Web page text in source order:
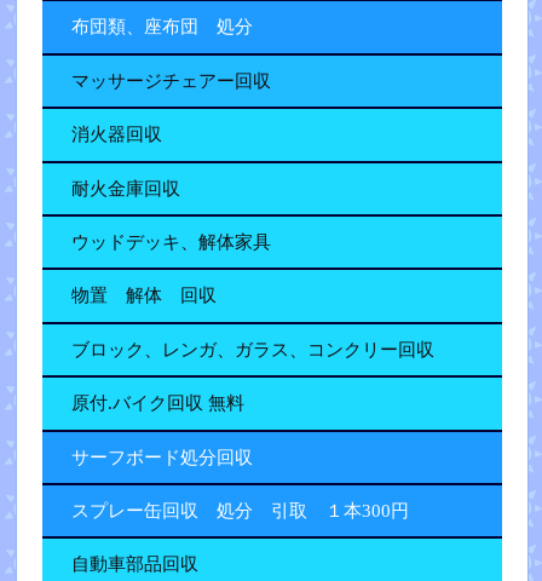
布団類、座布団 処分
マッサージチェアー回収
消火器回収
耐火金庫回収
ウッドデッキ、解体家具
物置 解体 回収
ブロック、レンガ、ガラス、コンクリー回収
原付.バイク回収 無料
サーフボード処分回収
スプレー缶回収 処分 引取 １本300円
自動車部品回収